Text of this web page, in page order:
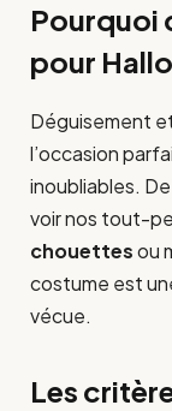
Pourquoi
pour
Déguisement
l’occasion
inoubliables.
voir nos tout-
chouettesou
costume est
vécue.
Les